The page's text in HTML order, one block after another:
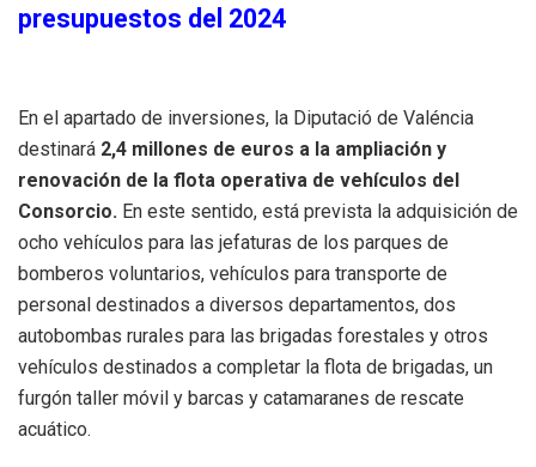
presupuestos del 2024
En el apartado de inversiones, la Diputació de Valéncia
destinará 2,4 millones de euros a la ampliación y
renovación de la flota operativa de vehículos del
Consorcio. En este sentido, está prevista la adquisición de
ocho vehículos para las jefaturas de los parques de
bomberos voluntarios, vehículos para transporte de
personal destinados a diversos departamentos, dos
autobombas rurales para las brigadas forestales y otros
vehículos destinados a completar la flota de brigadas, un
furgón taller móvil y barcas y catamaranes de rescate
acuático.